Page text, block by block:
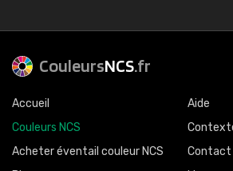
CouleursNCS.fr
Accueil
Couleurs NCS
Acheter éventail couleur NCS
Aide
Contact